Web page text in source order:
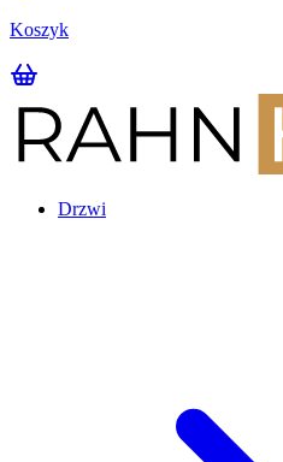
Koszyk
Drzwi